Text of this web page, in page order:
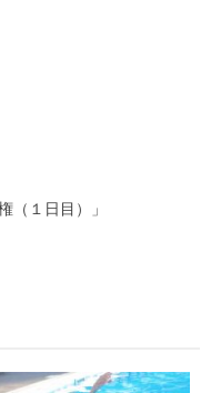
（１日目）」